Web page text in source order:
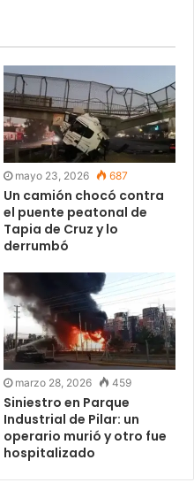
mayo 23, 2026 687
Un camión chocó contra
el puente peatonal de
Tapia de Cruz y lo
derrumbó
marzo 28, 2026 459
Siniestro en Parque
Industrial de Pilar: un
operario murió y otro fue
hospitalizado